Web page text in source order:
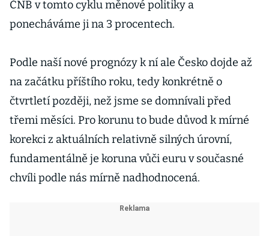
ČNB v tomto cyklu měnové politiky a
ponecháváme ji na 3 procentech.
Podle naší nové prognózy k ní ale Česko dojde až
na začátku příštího roku, tedy konkrétně o
čtvrtletí později, než jsme se domnívali před
třemi měsíci. Pro korunu to bude důvod k mírné
korekci z aktuálních relativně silných úrovní,
fundamentálně je koruna vůči euru v současné
chvíli podle nás mírně nadhodnocená.